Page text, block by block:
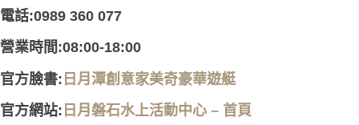
電話:0989 360 077
營業時間:08:00-18:00
官方臉書: 日月潭創意家美奇豪華遊艇
官方網站: 日月磐石水上活動中心 – 首頁